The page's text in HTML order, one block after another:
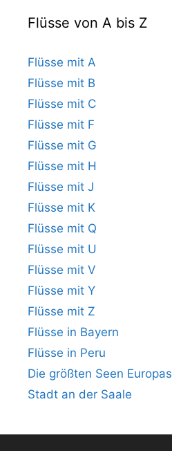
Flüsse von A bis Z
Flüsse mit A
Flüsse mit B
Flüsse mit C
Flüsse mit F
Flüsse mit G
Flüsse mit H
Flüsse mit J
Flüsse mit K
Flüsse mit Q
Flüsse mit U
Flüsse mit V
Flüsse mit Y
Flüsse mit Z
Flüsse in Bayern
Flüsse in Peru
Die größten Seen Europas
Stadt an der Saale